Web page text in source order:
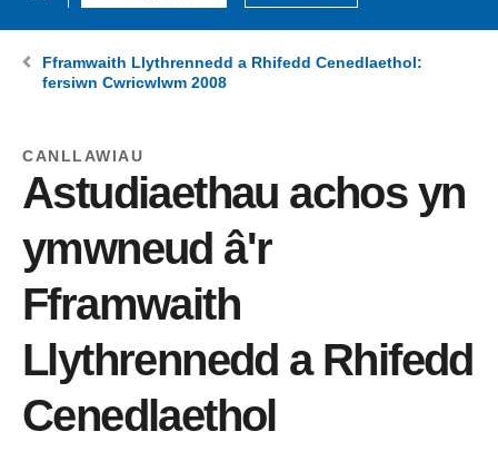
Fframwaith Llythrennedd a Rhifedd Cenedlaethol:
fersiwn Cwricwlwm 2008
CANLLAWIAU
Astudiaethau achos yn
ymwneud â'r
Fframwaith
Llythrennedd a Rhifedd
Cenedlaethol